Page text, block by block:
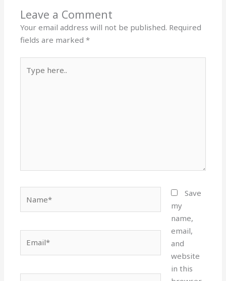
Leave a Comment
Your email address will not be published. Required
fields are marked*
here..
Save
my
name,
email,
and
website
in this